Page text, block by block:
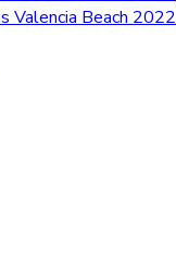
Valencia Beach 2022